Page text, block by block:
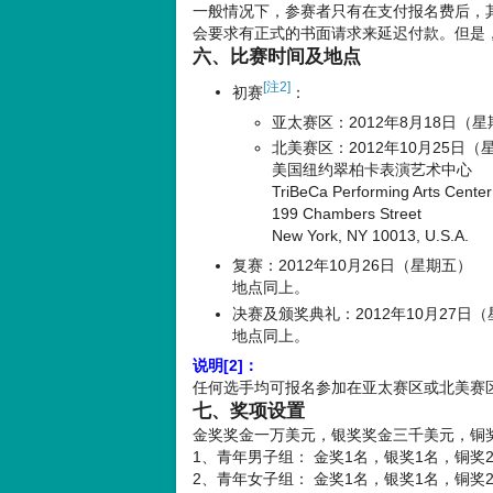
一般情况下，参赛者只有在支付报名费后
会要求有正式的书面请求来延迟付款。但
六、比赛时间及地点
初赛[注2]：
亚太赛区：2012年8月18日（
北美赛区：2012年10月25日（
美国纽约翠柏卡表演艺术中心
TriBeCa Performing Arts Center
199 Chambers Street
New York, NY 10013, U.S.A.
复赛：2012年10月26日（星期五）
地点同上。
决赛及颁奖典礼：2012年10月27日（
地点同上。
说明[2]：
任何选手均可报名参加在亚太赛区或北美
七、奖项设置
金奖奖金一万美元，银奖奖金三千美元，铜
1、青年男子组： 金奖1名，银奖1名，铜奖
2、青年女子组： 金奖1名，银奖1名，铜奖